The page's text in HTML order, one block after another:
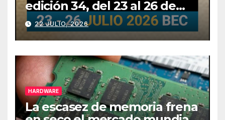
edición 34, del 23 al 26 de
julio
22 JULIO, 2026
HARDWARE
La escasez de memoria frena